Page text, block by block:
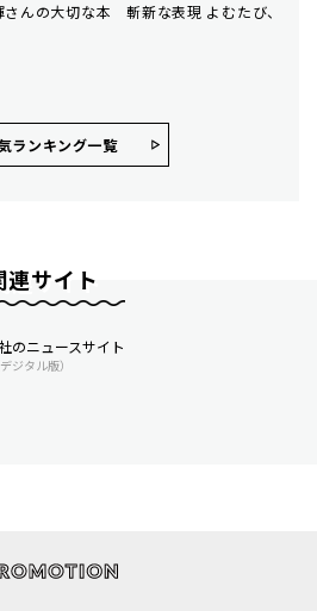
さんの大切な本 斬新な表現 よむたび、
ランキング⼀覧
連サイト
のニュースサイト
ジタル版）